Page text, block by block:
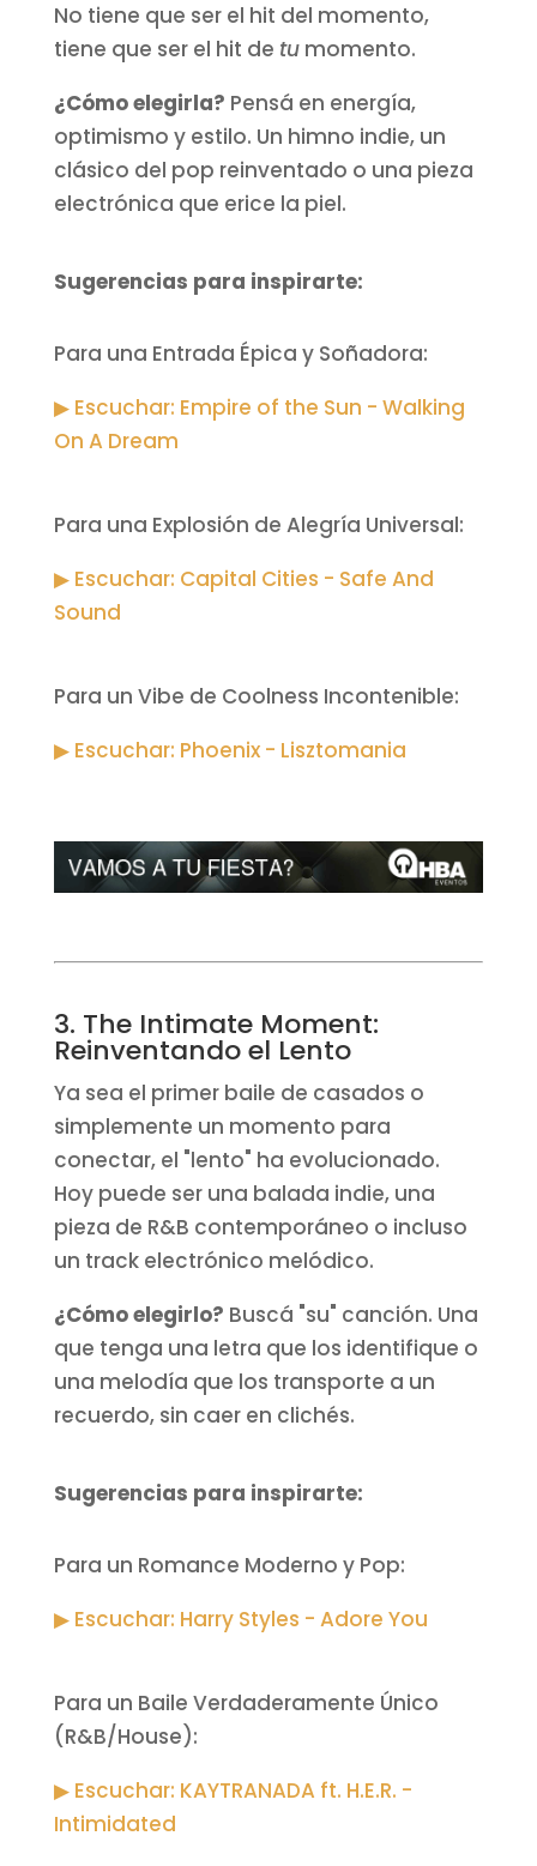
No tiene que ser el hit del momento,
tiene que ser el hit de tumomento.
¿Cómo elegirla? Pensá en energía,
optimismo y estilo. Un himno indie, un
clásico del pop reinventado o una pieza
electrónica que erice la piel.
Sugerencias para inspirarte:
Para una Entrada Épica y Soñadora:
▶ Escuchar: Empire of the Sun - Walking
On A Dream
Para una Explosión de Alegría Universal:
▶ Escuchar: Capital Cities - Safe And
Sound
Para un Vibe de Coolness Incontenible:
▶ Escuchar: Phoenix - Lisztomania
3. The Intimate Moment:
Reinventando el Lento
Ya sea el primer baile de casados o
simplemente un momento para
conectar, el "lento" ha evolucionado.
Hoy puede ser una balada indie, una
pieza de R&B contemporáneo o incluso
un track electrónico melódico.
¿Cómo elegirlo? Buscá "su" canción. Una
que tenga una letra que los identifique o
una melodía que los transporte a un
recuerdo, sin caer en clichés.
Sugerencias para inspirarte:
Para un Romance Moderno y Pop:
▶ Escuchar: Harry Styles - Adore You
Para un Baile Verdaderamente Único
(R&B/House):
▶ Escuchar: KAYTRANADA ft. H.E.R. -
Intimidated